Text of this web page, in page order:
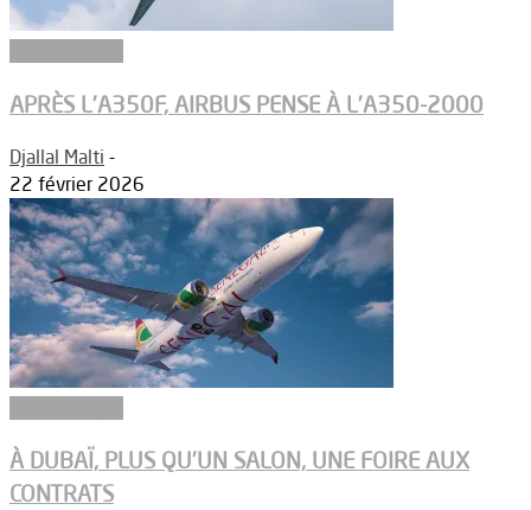
APRÈS L’A350F, AIRBUS PENSE À L’A350-2000
Djallal Malti -
22 février 2026
À DUBAÏ, PLUS QU’UN SALON, UNE FOIRE AUX
CONTRATS